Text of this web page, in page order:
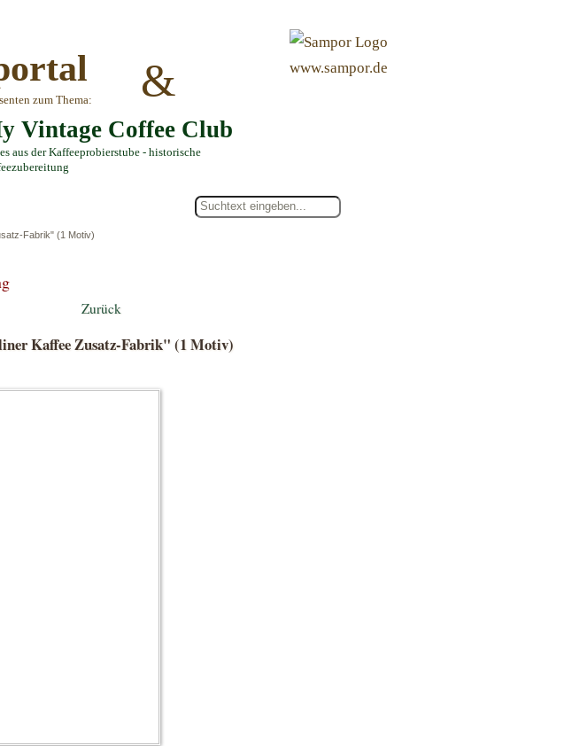
zum Thema:
&
Vintage Coffee Club
aus der Kaffeeprobierstube - historische
www.sampor.de
Fabrik" (1 Motiv)
Zurück
Kaffee Zusatz-Fabrik" (1 Motiv)